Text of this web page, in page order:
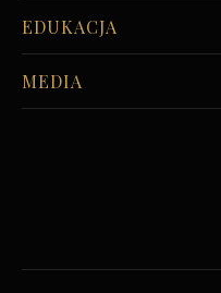
EDUKACJA
MEDIA